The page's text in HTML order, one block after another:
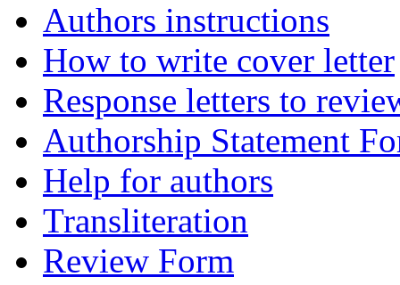
Authors instructions
How to write cover letter
Response letters to
Authorship Statement
Help for authors
Transliteration
Review Form